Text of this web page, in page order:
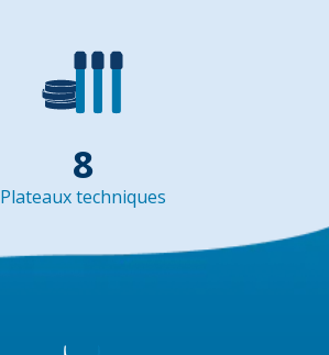
8
Plateaux techniques